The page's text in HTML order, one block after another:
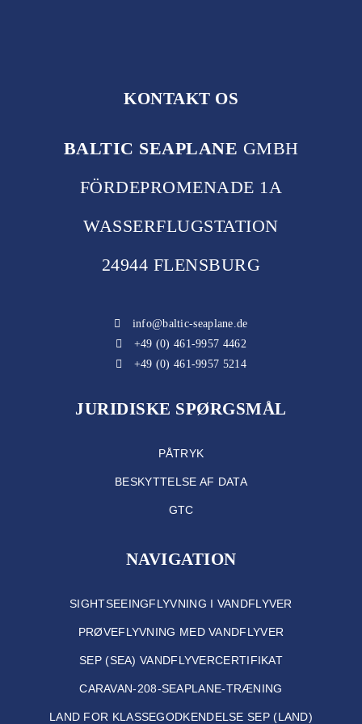
KONTAKT OS
BALTIC SEAPLANE GMBH
FÖRDEPROMENADE 1A
WASSERFLUGSTATION
24944 FLENSBURG
info@baltic-seaplane.de
+49 (0) 461-9957 4462
+49 (0) 461-9957 5214
JURIDISKE SPØRGSMÅL
PÅTRYK
BESKYTTELSE AF DATA
GTC
NAVIGATION
SIGHTSEEINGFLYVNING I VANDFLYVER
PRØVEFLYVNING MED VANDFLYVER
SEP (SEA) VANDFLYVERCERTIFIKAT
CARAVAN-208-SEAPLANE-TRÆNING
LAND FOR KLASSEGODKENDELSE SEP (LAND)